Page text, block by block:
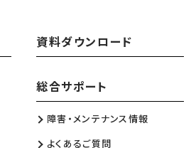
資料ダウンロード
総合サポート
障害・メンテナンス情報
よくあるご質問